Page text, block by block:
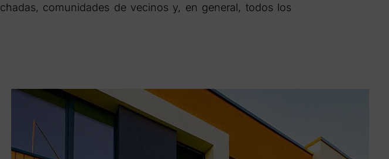
comunidades de vecinos y, en general, todos los